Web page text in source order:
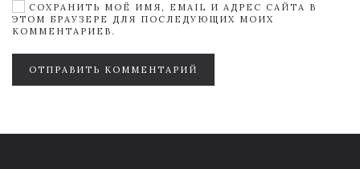
СОХРАНИТЬ МОЁ ИМЯ, EMAIL И АДРЕС САЙТА В
ЭТОМ БРАУЗЕРЕ ДЛЯ ПОСЛЕДУЮЩИХ МОИХ
КОММЕНТАРИЕВ.
ОТПРАВИТЬ КОММЕНТАРИЙ